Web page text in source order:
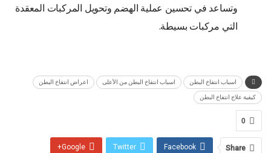
وتساعد في تحسين عملية الهضم وتحويل المركبات المعقدة
التي مركبات بسيطة.
اسباب انتفاخ البطن اسباب انتفاخ البطن من الأعلى اعراض انتفاخ البطن
كيفية علاج انتفاخ البطن
0
Share
Facebook
Twitter
Google+